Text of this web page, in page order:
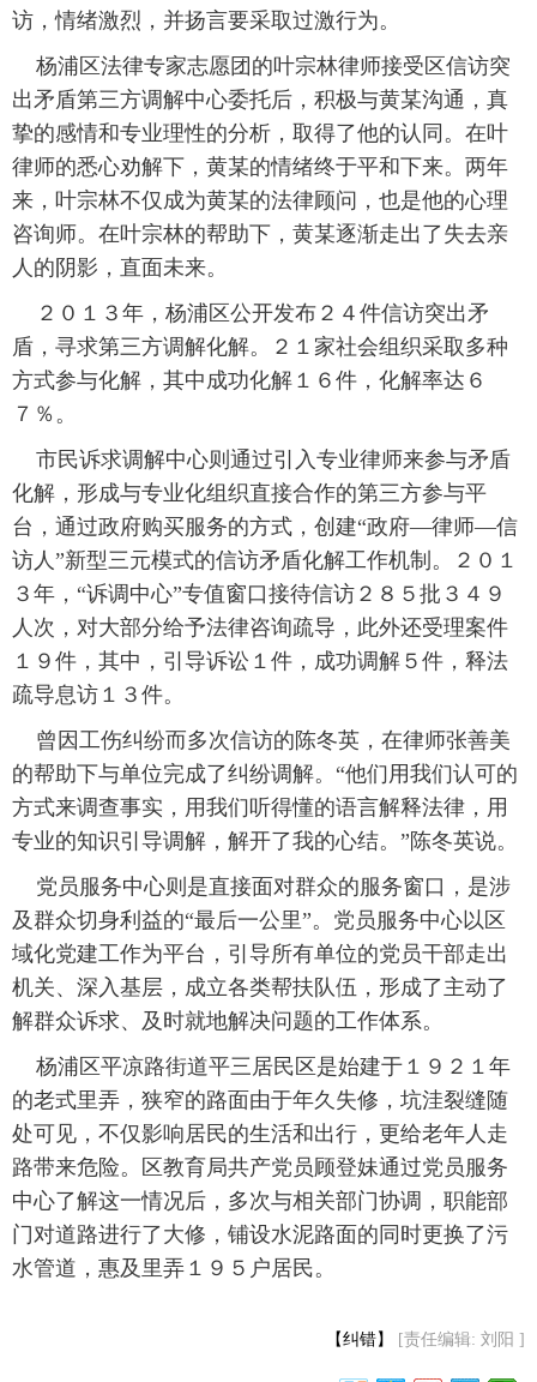
访，情绪激烈，并扬言要采取过激行为。
杨浦区法律专家志愿团的叶宗林律师接受区信访突
出矛盾第三方调解中心委托后，积极与黄某沟通，真
挚的感情和专业理性的分析，取得了他的认同。在叶
律师的悉心劝解下，黄某的情绪终于平和下来。两年
来，叶宗林不仅成为黄某的法律顾问，也是他的心理
咨询师。在叶宗林的帮助下，黄某逐渐走出了失去亲
人的阴影，直面未来。
２０１３年，杨浦区公开发布２４件信访突出矛
盾，寻求第三方调解化解。２１家社会组织采取多种
方式参与化解，其中成功化解１６件，化解率达６
７％。
市民诉求调解中心则通过引入专业律师来参与矛盾
化解，形成与专业化组织直接合作的第三方参与平
台，通过政府购买服务的方式，创建“政府—律师—信
访人”新型三元模式的信访矛盾化解工作机制。２０１
３年，“诉调中心”专值窗口接待信访２８５批３４９
人次，对大部分给予法律咨询疏导，此外还受理案件
１９件，其中，引导诉讼１件，成功调解５件，释法
疏导息访１３件。
曾因工伤纠纷而多次信访的陈冬英，在律师张善美
的帮助下与单位完成了纠纷调解。“他们用我们认可的
方式来调查事实，用我们听得懂的语言解释法律，用
专业的知识引导调解，解开了我的心结。”陈冬英说。
党员服务中心则是直接面对群众的服务窗口，是涉
及群众切身利益的“最后一公里”。党员服务中心以区
域化党建工作为平台，引导所有单位的党员干部走出
机关、深入基层，成立各类帮扶队伍，形成了主动了
解群众诉求、及时就地解决问题的工作体系。
杨浦区平凉路街道平三居民区是始建于１９２１年
的老式里弄，狭窄的路面由于年久失修，坑洼裂缝随
处可见，不仅影响居民的生活和出行，更给老年人走
路带来危险。区教育局共产党员顾登妹通过党员服务
中心了解这一情况后，多次与相关部门协调，职能部
门对道路进行了大修，铺设水泥路面的同时更换了污
水管道，惠及里弄１９５户居民。
【纠错】 [责任编辑: 刘阳 ]